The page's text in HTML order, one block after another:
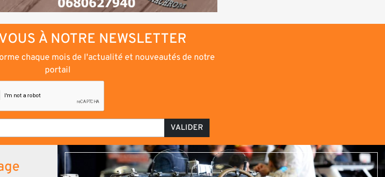
À NOTRE NEWSLETTER
chaque mois de l'actualité et nouveautés de notre
portail
VALIDER